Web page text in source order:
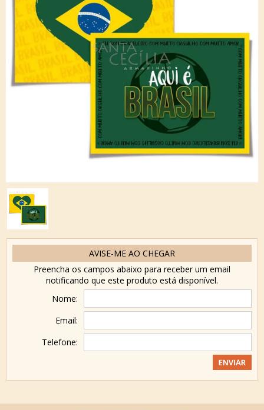
AVISE-ME AO CHEGAR
Preencha os campos abaixo para receber um email
notificando que este produto está disponível.
Nome:
Email:
Telefone: